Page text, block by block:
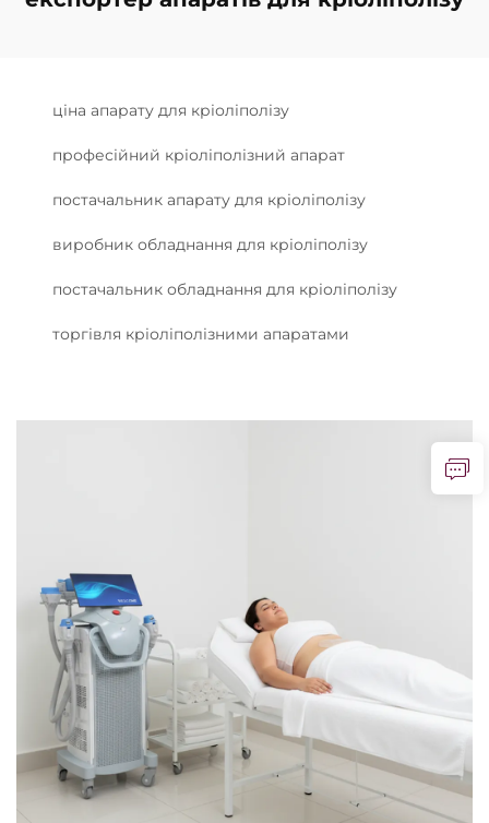
ціна апарату для кріоліполізу
професійний кріоліполізний апарат
постачальник апарату для кріоліполізу
виробник обладнання для кріоліполізу
постачальник обладнання для кріоліполізу
торгівля кріоліполізними апаратами